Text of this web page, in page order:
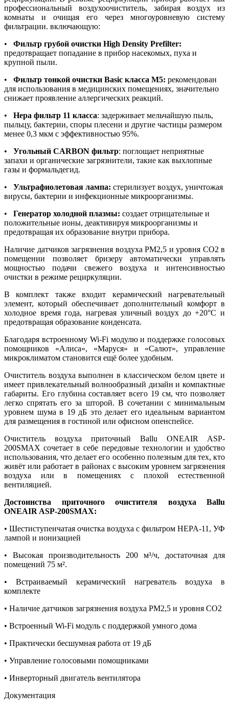
профессиональный воздухоочиститель, забирая воздух из
комнаты и очищая его через многоуровневую систему
фильтрации. включающую:
• Фильтр грубой очистки High Density Prefilter:
предотвращает попадание в прибор насекомых, пуха и
крупной пыли.
• Фильтр тонкой очистки Basic класса M5: рекомендован
для использования в медицинских помещениях, значительно
снижает проявление аллергических реакций.
• Hepa фильтр 11 класса: задерживает мельчайшую пыль,
пыльцу, бактерии, споры плесени и другие частицы размером
менее 0,3 мкм с эффективностью 95%.
• Угольный CARBON фильтр: поглощает неприятные
запахи и органические загрязнители, такие как выхлопные
газы и формальдегид.
• Ультрафиолетовая лампа: стерилизует воздух, уничтожая
вирусы, бактерии и инфекционные микроорганизмы.
• Генератор холодной плазмы: создает отрицательные и
положительные ионы, деактивируя микроорганизмы и
предотвращая их образование внутри прибора.
Наличие датчиков загрязнения воздуха PM2,5 и уровня CO2 в
помещении позволяет бризеру автоматически управлять
мощностью подачи свежего воздуха и интенсивностью
очистки в режиме рециркуляции.
В комплект также входит керамический нагревательный
элемент, который обеспечивает дополнительный комфорт в
холодное время года, нагревая уличный воздух до +20°C и
предотвращая образование конденсата.
Благодаря встроенному Wi-Fi модулю и поддержке голосовых
помощников «Алиса», «Маруся» и «Салют», управление
микроклиматом становится ещё более удобным.
Очиститель воздуха выполнен в классическом белом цвете и
имеет привлекательный волнообразный дизайн и компактные
габариты. Его глубина составляет всего 19 см, что позволяет
легко спрятать его за шторой. В сочетании с минимальным
уровнем шума в 19 дБ это делает его идеальным вариантом
для размещения в гостиной или офисном опенспейсе.
Очиститель воздуха приточный Ballu ONEAIR ASP-
200SMAX сочетает в себе передовые технологии и удобство
использования, что делает его особенно полезным для тех, кто
живёт или работает в районах с высоким уровнем загрязнения
воздуха или в помещениях с плохой естественной
вентиляцией.
Достоинства приточного очистителя воздуха Ballu
ONEAIR ASP-200SMAX:
• Шестиступенчатая очистка воздуха с фильтром HEPA-11, УФ
лампой и ионизацией
• Высокая производительность 200 м³/ч, достаточная для
помещений 75 м².
• Встраиваемый керамический нагреватель воздуха в
комплекте
• Наличие датчиков загрязнения воздуха PM2,5 и уровня CO2
• Встроенный Wi-Fi модуль с поддержкой умного дома
• Практически бесшумная работа от 19 дБ
• Управление голосовыми помощниками
• Инверторный двигатель вентилятора
Документация